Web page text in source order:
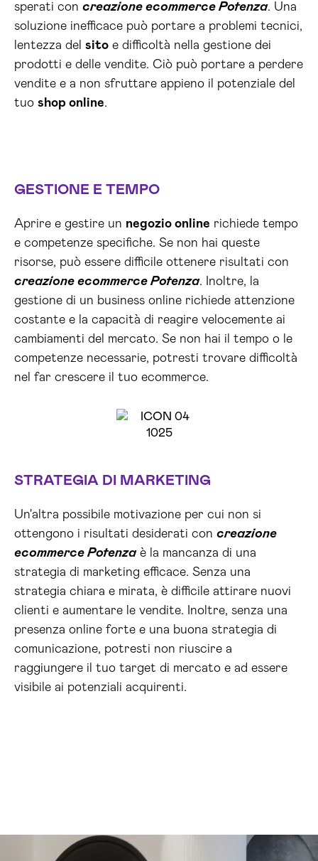
sperati con creazione ecommerce Potenza. Una
soluzione inefficace può portare a problemi tecnici,
lentezza del sito e difficoltà nella gestione dei
prodotti e delle vendite. Ciò può portare a perdere
vendite e a non sfruttare appieno il potenziale del
tuo shop online.
GESTIONE E TEMPO
Aprire e gestire un negozio online richiede tempo
e competenze specifiche. Se non hai queste
risorse, può essere difficile ottenere risultati con
creazione ecommerce Potenza. Inoltre, la
gestione di un business online richiede attenzione
costante e la capacità di reagire velocemente ai
cambiamenti del mercato. Se non hai il tempo o le
competenze necessarie, potresti trovare difficoltà
nel far crescere il tuo ecommerce.
STRATEGIA DI MARKETING
Un'altra possibile motivazione per cui non si
ottengono i risultati desiderati con creazione
ecommerce Potenzaè la mancanza di una
strategia di marketing efficace. Senza una
strategia chiara e mirata, è difficile attirare nuovi
clienti e aumentare le vendite. Inoltre, senza una
presenza online forte e una buona strategia di
comunicazione, potresti non riuscire a
raggiungere il tuo target di mercato e ad essere
visibile ai potenziali acquirenti.